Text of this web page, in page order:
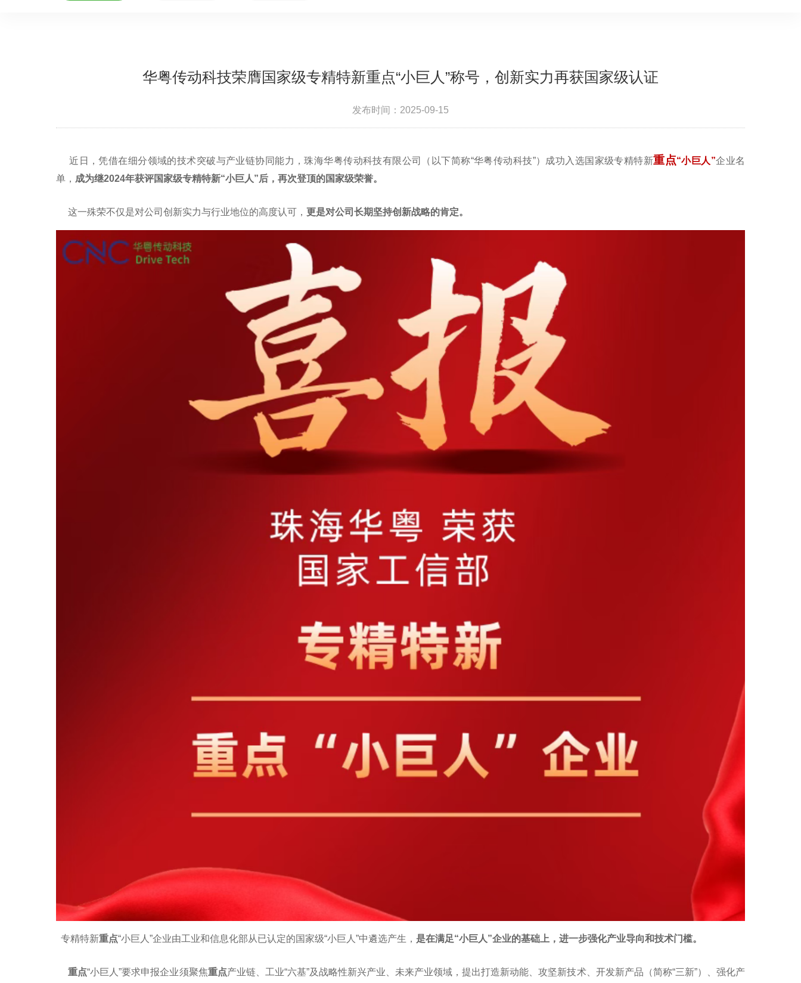
华粤传动科技荣膺国家级专精特新重点“小巨人”称号，创新实力再获国家级认证
发布时间：2025-09-15
近日，凭借在细分领域的技术突破与产业链协同能力，珠海华粤传动科技有限公司（以下简称“华粤传动科技”）成功入选国家级专精特新重点“小巨人”企业名
单， 成为继2024年获评国家级专精特新“小巨人”后，再次登顶的国家级荣誉。
这一殊荣不仅是对公司创新实力与行业地位的高度认可，更是对公司长期坚持创新战略的肯定。
专精特新重点“小巨人”企业由工业和信息化部从已认定的国家级“小巨人”中遴选产生， 是在满足“小巨人”企业的基础上，进一步强化产业导向和技术门槛。
重点“小巨人”要求申报企业须聚焦重点产业链、工业“六基”及战略性新兴产业、未来产业领域，提出打造新动能、攻坚新技术、开发新产品（简称“三新”）、强化产